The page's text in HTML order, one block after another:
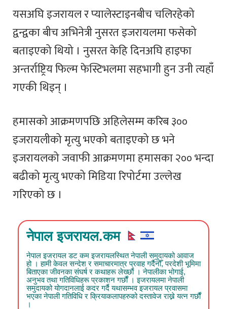
यसअघि इजरायल र प्यालेस्टाइनबीच चलिरहेको
द्वन्द्वका बीच अभिनेत्री नुसरत इजरायलमा फसेको
बताइएको थियो । नुसरत केहि दिनअघि हाइफा
अन्तर्राष्ट्रिय फिल्म फेस्टिभलमा सहभागी हुन उनी त्यहाँ
गएकी थिइन् ।
हमासको आक्रमणपछि अहिलेसम्म करिब ३००
इजरायलीको मृत्यु भएको बताइएको छ भने
इजरायलको जवाफी आक्रमणमा हमासका २०० भन्दा
बढीको मृत्यु भएको मिडिया रिपोर्टमा उल्लेख
गरिएको छ ।
नेपाल इजरायल.कम
नेपाल इजरायल डट कम इजरायलस्थित नेपाली समुदायको आवाज
हो । हामी केवल सन्देश र समाचारमात्र प्रवाह गर्दैनौँ, परदेशी भूमिमा
बिताएका जीवनका संघर्ष र कथाहरू लेख्छौं । नेपालीका भोगाई,
अनुभव तथा गतिविधिहरू प्रकाशन गर्छौं । इजरायलमा नेपाली
समुदायको योगदानलाई कदर गर्दै यथासम्भव इजरायल प्रवासमा
भएका नेपाली गतिविधि र क्रियाकलापहरुको दस्तावेज राख्ने यत्न गर्छौं
।